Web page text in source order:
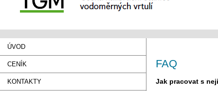
ÚVOD
CENÍK
KONTAKTY
FAQ
Jak pracovat s